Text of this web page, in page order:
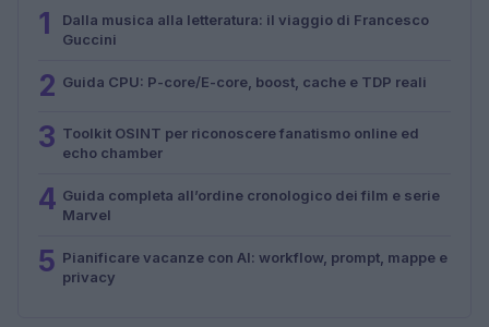
1
Dalla musica alla letteratura: il viaggio di Francesco
Guccini
2 Guida CPU: P-core/E-core, boost, cache e TDP reali
3 Toolkit OSINT per riconoscere fanatismo online ed
echo chamber
4 Guida completa all’ordine cronologico dei film e serie
Marvel
5 Pianificare vacanze con AI: workflow, prompt, mappe e
privacy